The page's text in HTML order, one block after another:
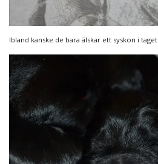
Ibland kanske de bara älskar ett syskon i taget.